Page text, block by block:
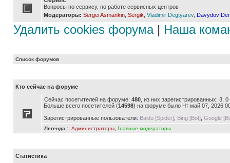
Вопросы по сервису, по работе сервисных центров
Модераторы: Sergei Asmankin Sergik Vladimir Degtyarev, Davydov
Удалить cookies форума| Наша
Список форумов
Кто сейчас на форуме
Сейчас посетителей на форуме: 480 , из них зарегистрированных: 3,
Больше всего посетителей (14598) на форуме было Чт май 07, 2026
Зарегистрированные пользователи: Baidu [Spider] Bing [Bot] Google
Легенда :: Администраторы Главные модераторы
Статистика